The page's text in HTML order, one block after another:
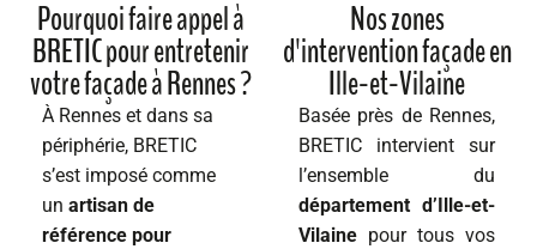
Pourquoi faire appel à
BRETIC pour entretenir
votre façade à Rennes ?
À Rennes et dans sa
périphérie, BRETIC
s’est imposé comme
un artisan de
référence pour
Nos zones
d'intervention façade en
Ille-et-Vilaine
Basée près de Rennes,
BRETIC intervient sur
l’ensemble du
département d’Ille-et-
Vilaine pour tous vos